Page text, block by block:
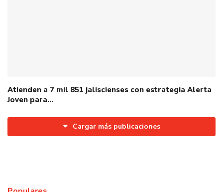
Atienden a 7 mil 851 jaliscienses con estrategia Alerta
Joven para…
Cargar más publicaciones